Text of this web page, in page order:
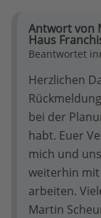
Antwort von
Haus
Beantwortet
Herzlichen
bei der
habt. Euer
mich und
weiterhin mit
arbeiten.
Martin